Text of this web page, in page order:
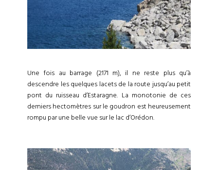
Une fois au barrage (2171 m), il ne reste plus qu’à
descendre les quelques lacets de la route jusqu’au petit
pont du ruisseau d’Estaragne. La monotonie de ces
derniers hectomètres sur le goudron est heureusement
rompu par une belle vue sur le lac d’Orédon.